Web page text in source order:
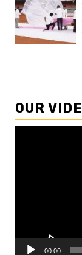
OUR
00:00